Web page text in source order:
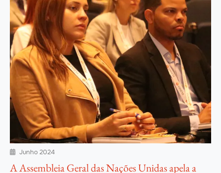
 Junho 2024
A Assembleia Geral das Nações Unidas apela a